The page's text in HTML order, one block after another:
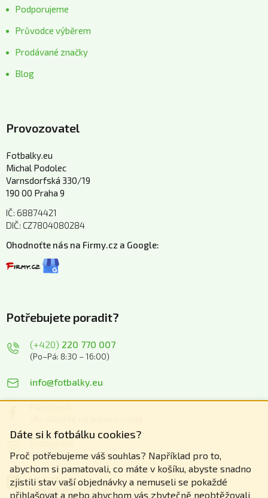
Dáte si k fotbálku cookies?
Proč potřebujeme váš souhlas? Například pro to,
abychom si pamatovali, co máte v košíku, abyste snadno
zjistili stav vaší objednávky a nemuseli se pokaždé
přihlašovat a nebo abychom vás zbytečně neobtěžovali
Podporujeme
Průvodce výběrem
Prodávané značky
Blog
Provozovatel
Fotbalky.eu
Michal Podolec
Varnsdorfská 330/19
190 00 Praha 9
IČ: 68874421
DIČ: CZ7804080284
Ohodnoťte nás na Firmy.cz a Google:
Potřebujete poradit?
(+420) 220 770 007
(Po–Pá: 8:30 – 16:00)
info@fotbalky.eu
Zážitky z našich akcí
Linkedin
Nahlédněte do zákulisí